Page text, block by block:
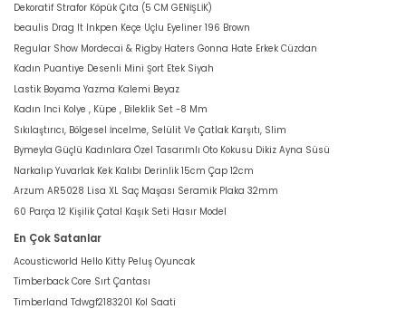
Dekoratif Strafor Köpük Çıta (5 CM GENİŞLİK)
beaulis Drag It Inkpen Keçe Uçlu Eyeliner 196 Brown
Regular Show Mordecai & Rigby Haters Gonna Hate Erkek Cüzdan
Kadın Puantiye Desenli Mini Şort Etek Siyah
Lastik Boyama Yazma Kalemi Beyaz
Kadın Inci Kolye , Küpe , Bileklik Set -8 Mm
Sıkılaştırıcı, Bölgesel İncelme, Selülit Ve Çatlak Karşıtı, Slim
Bymeyla Güçlü Kadınlara Özel Tasarımlı Oto Kokusu Dikiz Ayna Süsü
Narkalıp Yuvarlak Kek Kalıbı Derinlik 15cm Çap 12cm
Arzum AR5028 Lisa XL Saç Maşası Seramik Plaka 32mm
60 Parça 12 Kişilik Çatal Kaşık Seti Hasır Model
En Çok Satanlar
Acousticworld Hello Kitty Peluş Oyuncak
Timberback Core Sırt Çantası
Timberland Tdwgf2183201 Kol Saati